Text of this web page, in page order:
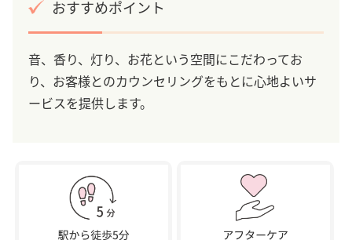
おすすめポイント
音、香り、灯り、お花という空間にこだわってお
り、お客様とのカウンセリングをもとに心地よいサ
ービスを提供します。